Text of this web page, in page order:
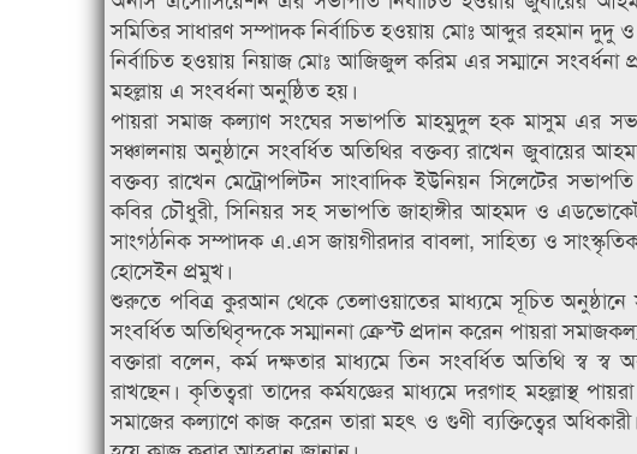
সমিতির সাধারণ সম্পাদক নির্বাচিত হওয়ায় মোঃ আব্দুর রহমান দুদু
নির্বাচিত হওয়ায় নিয়াজ মোঃ আজিজুল করিম এর সম্মানে সংবর্ধনা
মহল্লায় এ সংবর্ধনা অনুষ্ঠিত হয়।
পায়রা সমাজ কল্যাণ সংঘের সভাপতি মাহমুদুল হক মাসুম এর
সঞ্চালনায় অনুষ্ঠানে সংবর্ধিত অতিথির বক্তব্য রাখেন
বক্তব্য রাখেন মেট্রোপলিটন সাংবাদিক ইউনিয়ন সিলেটের
কবির চৌধুরী, সিনিয়র সহ সভাপতি জাহাঙ্গীর আহমদ ও
সাংগঠনিক সম্পাদক এ.এস জায়গীরদার বাবলা, সাহিত্য ও
হোসেইন প্রমুখ।
শুরুতে পবিত্র কুরআন থেকে তেলাওয়াতের মাধ্যমে সূচিত অনুষ্ঠানে
সংবর্ধিত অতিথিবৃন্দকে সম্মাননা ক্রেস্ট প্রদান করেন পায়রা
বক্তারা বলেন, কর্ম দক্ষতার মাধ্যমে তিন সংবর্ধিত অতিথি স্ব
রাখছেন। কৃতিত্বরা তাদের কর্মযজ্ঞের মাধ্যমে দরগাহ মহল্লাস্থ
সমাজের কল্যাণে কাজ করেন তারা মহৎ ও গুণী ব্যক্তিত্বের